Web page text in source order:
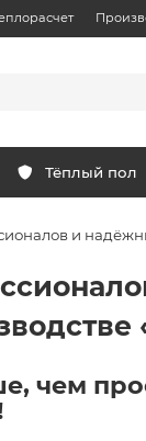
Тёплый пол
и
чем